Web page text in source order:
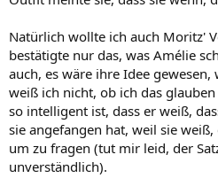
Natürlich wollte ich auch Moritz'
bestätigte nur das, was Amélie
auch, es wäre ihre Idee gewesen,
weiß ich nicht, ob ich das
so intelligent ist, dass er weiß,
sie angefangen hat, weil sie
um zu fragen (tut mir leid, der
unverständlich).